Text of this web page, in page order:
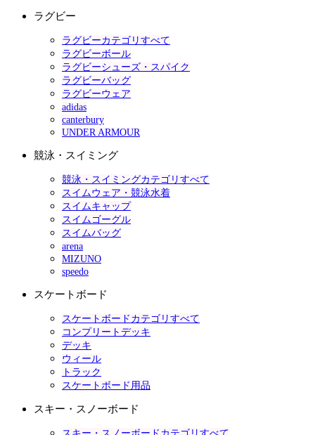
ラグビー
ラグビーカテゴリすべて
ラグビーボール
ラグビーシューズ・スパイク
ラグビーバッグ
ラグビーウェア
adidas
canterbury
UNDER ARMOUR
競泳・スイミング
競泳・スイミングカテゴリすべて
スイムウェア・競泳水着
スイムキャップ
スイムゴーグル
スイムバッグ
arena
MIZUNO
speedo
スケートボード
スケートボードカテゴリすべて
コンプリートデッキ
デッキ
ウィール
トラック
スケートボード用品
スキー・スノーボード